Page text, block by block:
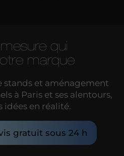
qui
marque
stands et aménagement
à Paris et ses alentours,
idées en réalité.
gratuit sous 24 h